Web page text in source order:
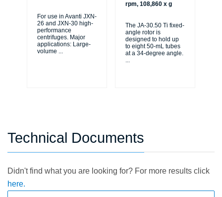
For use in Avanti JXN-
26 and JXN-30 high-
performance
centrifuges. Major
applications: Large-
volume ...
rpm, 108,860 x g
The JA-30.50 Ti fixed-
angle rotor is
designed to hold up
to eight 50-mL tubes
at a 34-degree angle.
...
Technical Documents
Didn't find what you are looking for? For more results click
here.